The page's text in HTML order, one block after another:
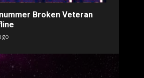
Broken Veteran